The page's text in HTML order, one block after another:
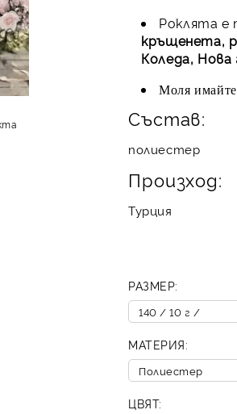
Роклята е
кръщенета,
Коледа, Нова
Моля имайте
Състав:
полиестер
Произход:
Турция
РАЗМЕР:
МАТЕРИЯ:
ЦВЯТ: